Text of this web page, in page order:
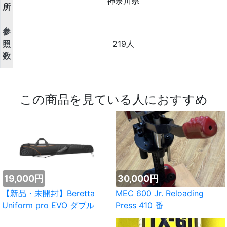
所
参
照
数
219人
この商品を見ている人におすすめ
19,000円
【新品・未開封】Beretta
Uniform pro EVO ダブル
30,000円
MEC 600 Jr. Reloading
Press 410 番